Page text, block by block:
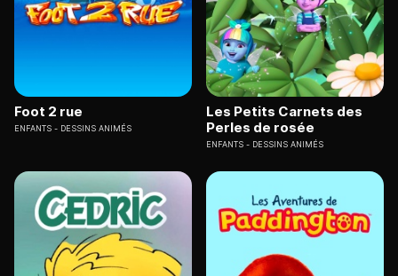
Foot 2 rue
ENFANTS DESSINS ANIMÉS
Les Petits Carnets des
Perles de rosée
ENFANTS DESSINS ANIMÉS